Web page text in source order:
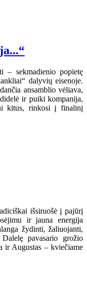
– sekmadienio popietę
dalyvių eisenoje.
ansamblio vėliava,
ir puiki kompanija,
kitus, rinkosi į finalinį
išsiruošė į pajūrį
ir jauna energija
žydinti, žaliuojanti,
pavasario grožio
ir Augustas – kviečiame